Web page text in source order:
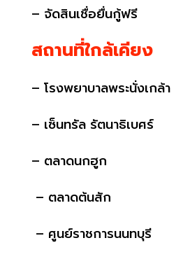
– จัดสินเชื่อยื่นกู้ฟรี
สถานที่ใกล้เคียง
– โรงพยาบาลพระนั่งเกล้า
– เซ็นทรัล รัตนาธิเบศร์
– ตลาดนกฮูก
– ตลาดต้นสัก
– ศูนย์ราชการนนทบุรี